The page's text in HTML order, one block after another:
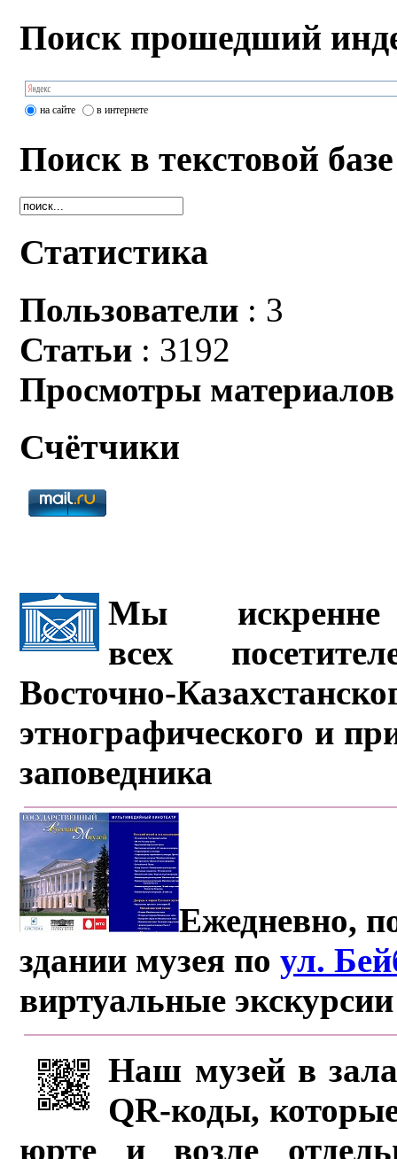
Поиск прошедший
на сайте в интернете
Поиск в текстовой базе
Статистика
Пользователи : 3
Статьи : 3192
Просмотры материалов
Счётчики
Мы искренне
всех
Восточно-
этнографического и
заповедника
Ежедневно,
здании музея поул.
виртуальные
Наш музей в
QR-коды,
юрте и возле